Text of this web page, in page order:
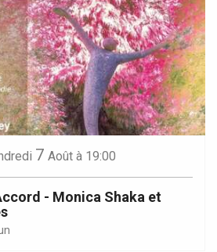
7 Août à 19:00
- Monica Shaka et